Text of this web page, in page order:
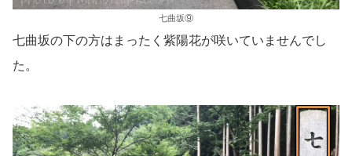
七曲坂⑨
七曲坂の下の方はまったく紫陽花が咲いていませんでし
た。